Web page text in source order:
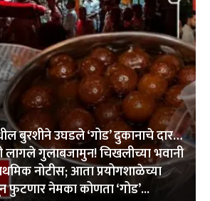
बुरशीने उघडले ‘गोड’ दुकानाचे दार…
लागले गुलाबजामुन! चिखलीच्या भवानी
नोटीस; आता प्रयोगशाळेच्या
फुटणार नेमका कोणता ‘गोड’...